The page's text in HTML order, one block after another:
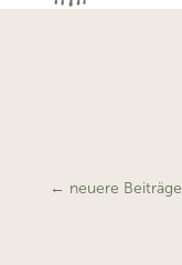
← neuere Beiträge